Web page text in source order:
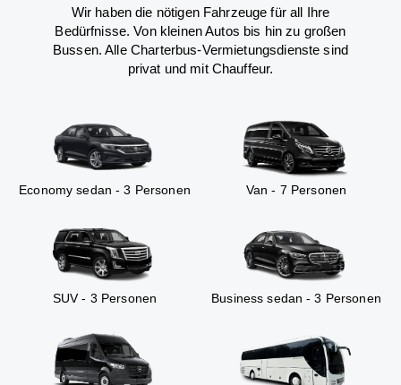
Wir haben die nötigen Fahrzeuge für all Ihre
Bedürfnisse. Von kleinen Autos bis hin zu großen
Bussen. Alle Charterbus-Vermietungsdienste sind
privat und mit Chauffeur.
Economy sedan - 3 Personen Van - 7 Personen
SUV - 3 Personen Business sedan - 3 Personen